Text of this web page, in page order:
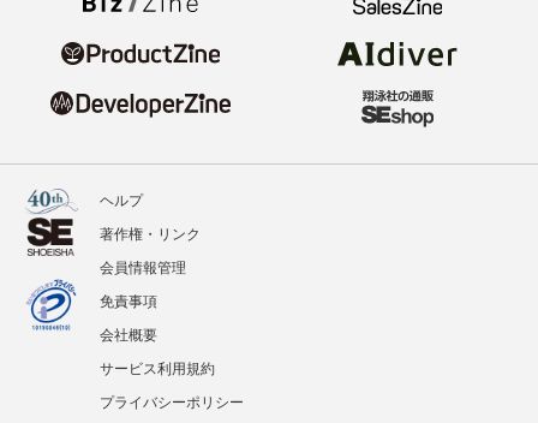
ヘルプ
著作権・リンク
会員情報管理
免責事項
会社概要
サービス利用規約
プライバシーポリシー